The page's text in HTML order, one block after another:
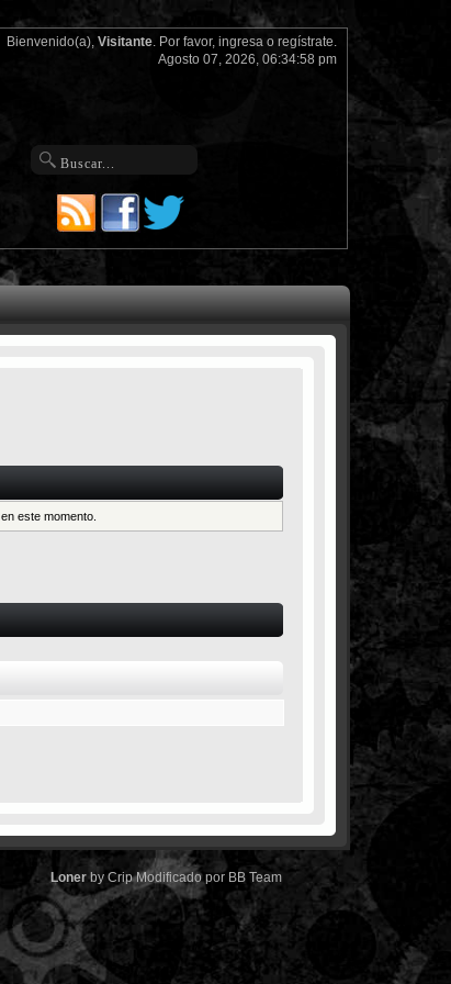
Bienvenido(a), Visitante. Por favor, ingresao regístrate.
Agosto 07, 2026, 06:34:58 pm
este momento.
Lonerby Crip